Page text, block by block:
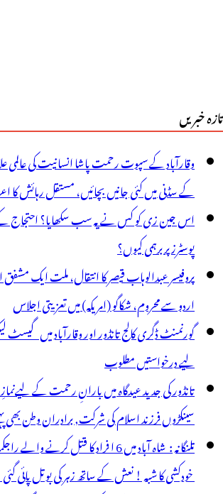
اسوسی
ایشن
عہدیداروں
نمائندگی
تازہ خبریں
وقارآباد کے سپوت رحمت پاشا انسانیت کی عالمی
کے سڈنی میں کئی جانیں بچائیں، مستقل رہائش کا
اس جین زی کو کس نے یہ سب سکھایا؟ احتجاج
پوسٹرز پر برہمی کیوں؟
پروفیسر عبدالوہاب قیصر کا انتقال، ملت ایک مشفق
اردو سے محروم، شکاگو (امریکہ) میں تعزیتی اجلاس
گورنمنٹ ڈگری کالج تانڈور اور وقارآباد میں گیسٹ
لیے درخواستیں مطلوب
تانڈور کی جدید عیدگاہ میں بارانِ رحمت کے
سینکڑوں فرزند اسلام کی شرکت, برادران وطن بھی
تلنگانہ : شاہ آباد میں 6 ا فراد کا قتل
خودکشی کا شبہ ! نعش کے ساتھ زہر کی بوتل پائی گئی